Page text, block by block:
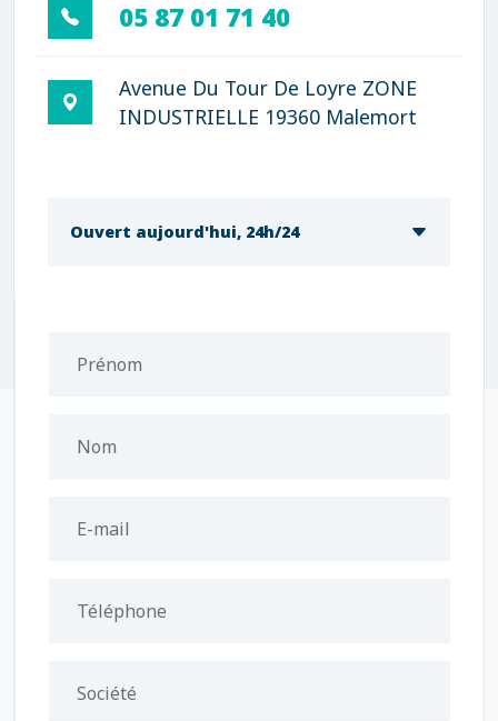
05 87 01 71 40
Avenue Du Tour De Loyre ZONE
INDUSTRIELLE 19360 Malemort
Ouvert aujourd'hui, 24h/24
Prénom
Nom
E-mail
Téléphone
Société